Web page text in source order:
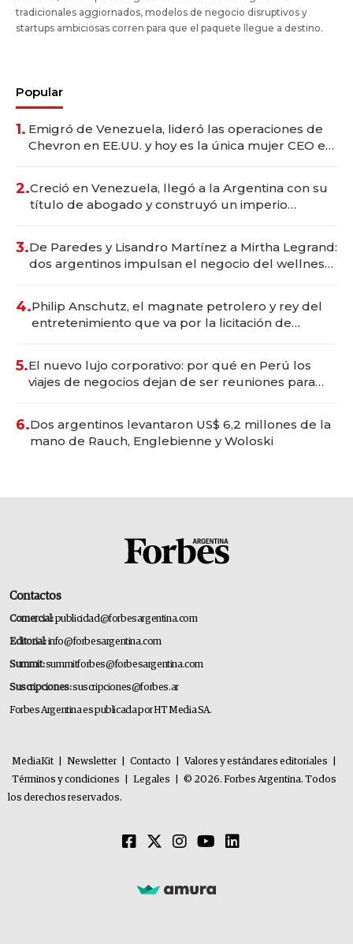
tradicionales aggiornados, modelos de negocio disruptivos y
startups ambiciosas corren para que el paquete llegue a destino.
Popular
1. Emigró de Venezuela, lideró las operaciones de
Chevron en EE.UU. y hoy es la única mujer CEO en
2.Creció en Venezuela, llegó a la Argentina con su
título de abogado y construyó un imperio
3.De Paredes y Lisandro Martínez a Mirtha Legrand:
dos argentinos impulsan el negocio del wellness
4.Philip Anschutz, el magnate petrolero y rey del
entretenimiento que va por la licitación de
5.El nuevo lujo corporativo: por qué en Perú los
viajes de negocios dejan de ser reuniones para
6.Dos argentinos levantaron US$ 6,2 millones de la
mano de Rauch, Englebienne y Woloski
Contactos
Comercial:publicidad@forbesargentina.com
Editorial:info@forbesargentina.com
Summit:summitforbes@forbesargentina.com
Suscripciones:suscripciones@forbes.ar
Forbes Argentina es publicada por HT Media SA.
MediaKit Newsletter Contacto Valores y estándares editoriales
Términos y condiciones
Legales
© 2026. Forbes Argentina. Todos
los derechos reservados.